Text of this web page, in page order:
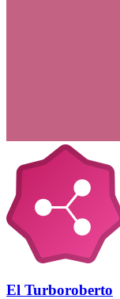
El Turboroberto